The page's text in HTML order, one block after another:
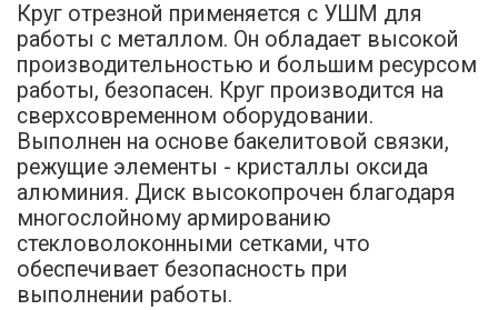
Круг отрезной применяется с УШМ для
работы с металлом. Он обладает высокой
производительностью и большим ресурсом
работы, безопасен. Круг производится на
сверхсовременном оборудовании.
Выполнен на основе бакелитовой связки,
режущие элементы - кристаллы оксида
алюминия. Диск высокопрочен благодаря
многослойному армированию
стекловолоконными сетками, что
обеспечивает безопасность при
выполнении работы.